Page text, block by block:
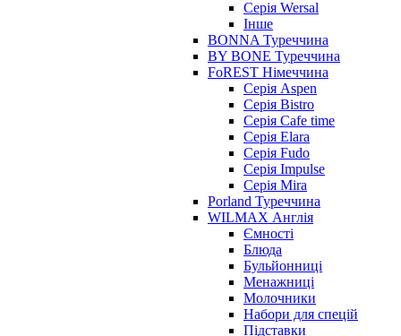
Серія Wersal
Інше
BONNA Туреччина
BY BONE Туреччина
FoREST Німеччина
Серія Aspen
Серія Bistro
Серія Cafe time
Серія Elara
Серія Fudo
Серія Impulse
Серія Mira
Porland Туреччина
WILMAX Англія
Ємності
Блюда
Бульйонниці
Менажниці
Молочники
Набори для спецій
Підставки